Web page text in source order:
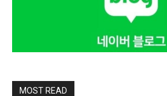
MOST READ